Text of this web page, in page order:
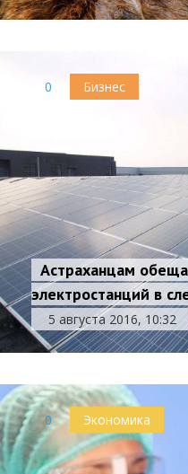
0 Бизнес
Астраханцам
электростанций в
5 августа 2016, 10:32
0 Экономика